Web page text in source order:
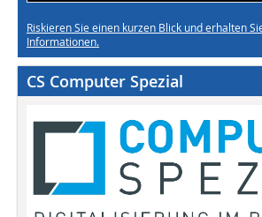
Riskieren Sie einen kurzen Blick und erhalten
Informationen.
CS Computer Spezial